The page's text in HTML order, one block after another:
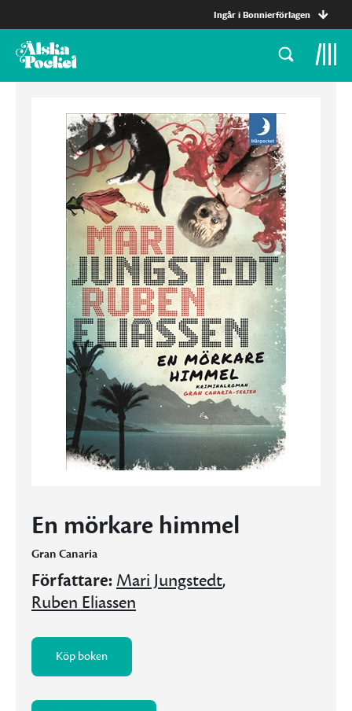
Ingår i Bonnierförlagen
En mörkare himmel
Gran Canaria
Författare: Mari Jungstedt,
Ruben Eliassen
Köp boken